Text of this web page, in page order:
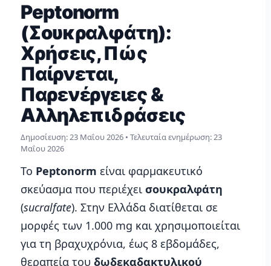
Peptonorm
(Σουκραλφάτη):
Χρήσεις, Πώς
Παίρνεται,
Παρενέργειες &
Αλληλεπιδράσεις
Δημοσίευση:23 Μαΐου 2026 • Τελευταία ενημέρωση:23
Μαΐου 2026
Το Peptonorm είναι φαρμακευτικό
σκεύασμα που περιέχει σουκραλφάτη
(sucralfate). Στην Ελλάδα διατίθεται σε
μορφές των 1.000 mg και χρησιμοποιείται
για τη βραχυχρόνια, έως 8 εβδομάδες,
θεραπεία του δωδεκαδακτυλικού